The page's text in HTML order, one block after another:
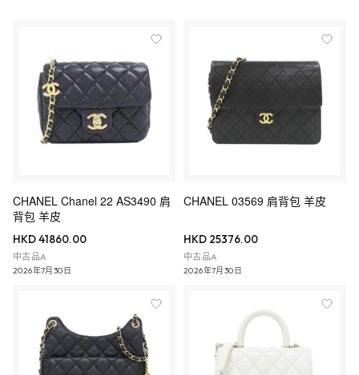
CHANEL Chanel 22 AS3490 肩
背包 羊皮
HKD 41860.00
中古品A
2026年7月30日
CHANEL 03569 肩背包 羊皮
HKD 25376.00
中古品A
2026年7月30日